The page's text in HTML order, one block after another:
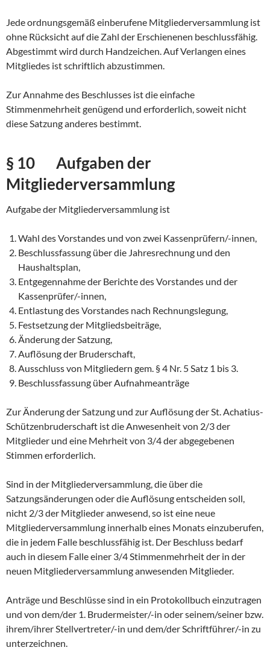
Jede ordnungsgemäß einberufene Mitgliederversammlung ist
ohne Rücksicht auf die Zahl der Erschienenen beschlussfähig.
Abgestimmt wird durch Handzeichen. Auf Verlangen eines
Mitgliedes ist schriftlich abzustimmen.
Zur Annahme des Beschlusses ist die einfache
Stimmenmehrheit genügend und erforderlich, soweit nicht
diese Satzung anderes bestimmt.
§ 10 Aufgaben der
Mitgliederversammlung
Aufgabe der Mitgliederversammlung ist
Wahl des Vorstandes und von zwei Kassenprüfern/-innen,
Beschlussfassung über die Jahresrechnung und den
Haushaltsplan,
Entgegennahme der Berichte des Vorstandes und der
Kassenprüfer/-innen,
Entlastung des Vorstandes nach Rechnungslegung,
Festsetzung der Mitgliedsbeiträge,
Änderung der Satzung,
Auflösung der Bruderschaft,
Ausschluss von Mitgliedern gem. § 4 Nr. 5 Satz 1 bis 3.
Beschlussfassung über Aufnahmeanträge
Zur Änderung der Satzung und zur Auflösung der St. Achatius-
Schützenbruderschaft ist die Anwesenheit von 2/3 der
Mitglieder und eine Mehrheit von 3/4 der abgegebenen
Stimmen erforderlich.
Sind in der Mitgliederversammlung, die über die
Satzungsänderungen oder die Auflösung entscheiden soll,
nicht 2/3 der Mitglieder anwesend, so ist eine neue
Mitgliederversammlung innerhalb eines Monats einzuberufen,
die in jedem Falle beschlussfähig ist. Der Beschluss bedarf
auch in diesem Falle einer 3/4 Stimmenmehrheit der in der
neuen Mitgliederversammlung anwesenden Mitglieder.
Anträge und Beschlüsse sind in ein Protokollbuch einzutragen
und von dem/der 1. Brudermeister/-in oder seinem/seiner bzw.
ihrem/ihrer Stellvertreter/-in und dem/der Schriftführer/-in zu
unterzeichnen.